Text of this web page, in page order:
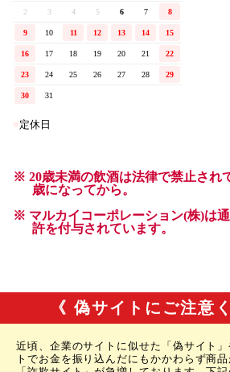
《 偽サイトにご注意
近頃、企業のサイトに似せた「偽サイト
トでお金を振り込んだにもかかわらず商